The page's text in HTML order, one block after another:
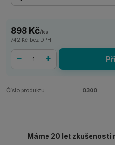
898 Kč/ks
742 Kč bez DPH
Číslo produktu: 0300
Máme 20 let zkušeností